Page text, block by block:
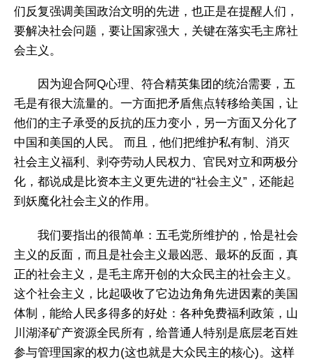
们反复强调美国政治文明的先进，也正是在提醒人们，
要解决社会问题，要让国家强大，关键在落实毛主席社
会主义。
因为迎合阿Q心理、符合精英集团的统治需要，五
毛是有很大流量的。一方面把矛盾焦点转移给美国，让
他们的主子承受的反抗的压力变小，另一方面又分化了
中国和美国的人民。 而且，他们把维护私有制、消灭
社会主义福利、剥夺劳动人民权力、官民对立和两极分
化，都说成是比资本主义更先进的“社会主义”，还能起
到妖魔化社会主义的作用。
我们要指出的很简单：五毛党所维护的，恰是社会
主义的反面，而且是社会主义最凶恶、最坏的反面，真
正的社会主义，是毛主席开创的大众民主的社会主义。
这个社会主义，比起吸收了它边边角角先进因素的美国
体制，能给人民多得多的好处：各种免费福利政策，山
川湖泽矿产资源全民所有，给普通人特别是底层老百姓
参与管理国家的权力(这也就是大众民主的核心)。这样